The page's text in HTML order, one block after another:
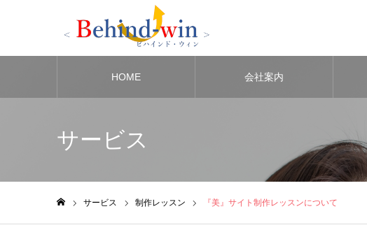
HOME 会社案内
サービス
サービス 制作レッスン 『美』サイト制作レッスンについて